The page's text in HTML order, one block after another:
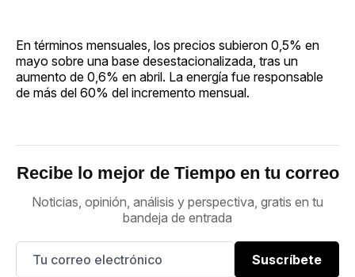
En términos mensuales, los precios subieron 0,5% en
mayo sobre una base desestacionalizada, tras un
aumento de 0,6% en abril. La energía fue responsable
de más del 60% del incremento mensual.
Recibe lo mejor de Tiempo en tu correo
Noticias, opinión, análisis y perspectiva, gratis en tu
bandeja de entrada
Suscríbete